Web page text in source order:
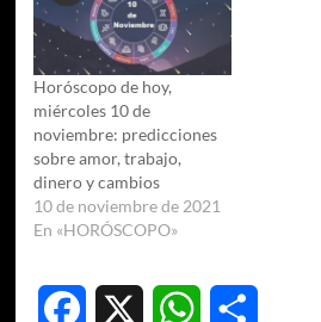
Horóscopo de hoy,
miércoles 10 de
noviembre: predicciones
sobre amor, trabajo,
dinero y cambios
10 de noviembre de 2021
En «HORÓSCOPO»
Facebook WhatsApp